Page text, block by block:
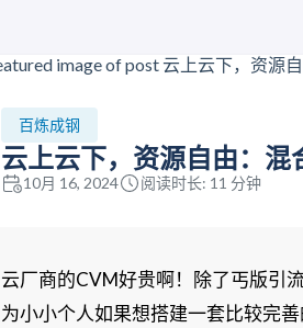
百炼成钢
云上云下，资源自由：
10月 16, 2024 阅读时长: 11 分钟
云厂商的CVM好贵啊！除了丐版引
为小小个人如果想搭建一套比较完